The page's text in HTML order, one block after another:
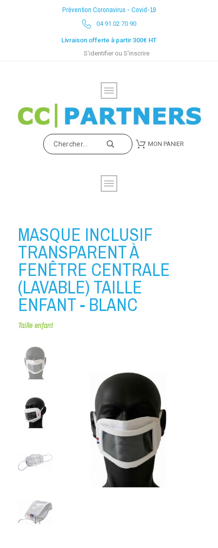
Prévention Coronavirus - Covid-19
04 91 02 70 90
Livraison offerte à partir 300€ HT
S'identifierou S'inscrire
MON PANIER
MASQUE INCLUSIF
TRANSPARENT À
FENÊTRE CENTRALE
(LAVABLE) TAILLE
ENFANT - BLANC
Taille enfant